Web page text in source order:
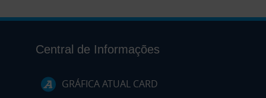
Central de Informações
GRÁFICA ATUAL CARD